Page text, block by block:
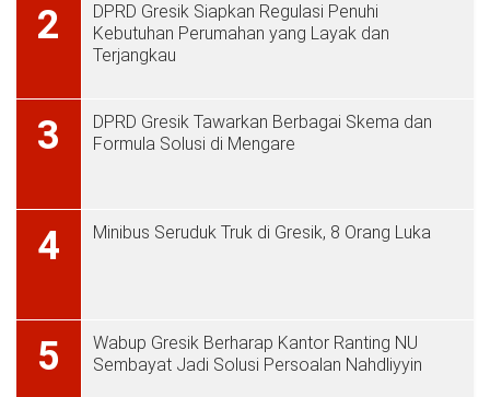
2
DPRD Gresik Siapkan Regulasi Penuhi
Kebutuhan Perumahan yang Layak dan
Terjangkau
3
DPRD Gresik Tawarkan Berbagai Skema dan
Formula Solusi di Mengare
4 Minibus Seruduk Truk di Gresik, 8 Orang Luka
5
Wabup Gresik Berharap Kantor Ranting NU
Sembayat Jadi Solusi Persoalan Nahdliyyin